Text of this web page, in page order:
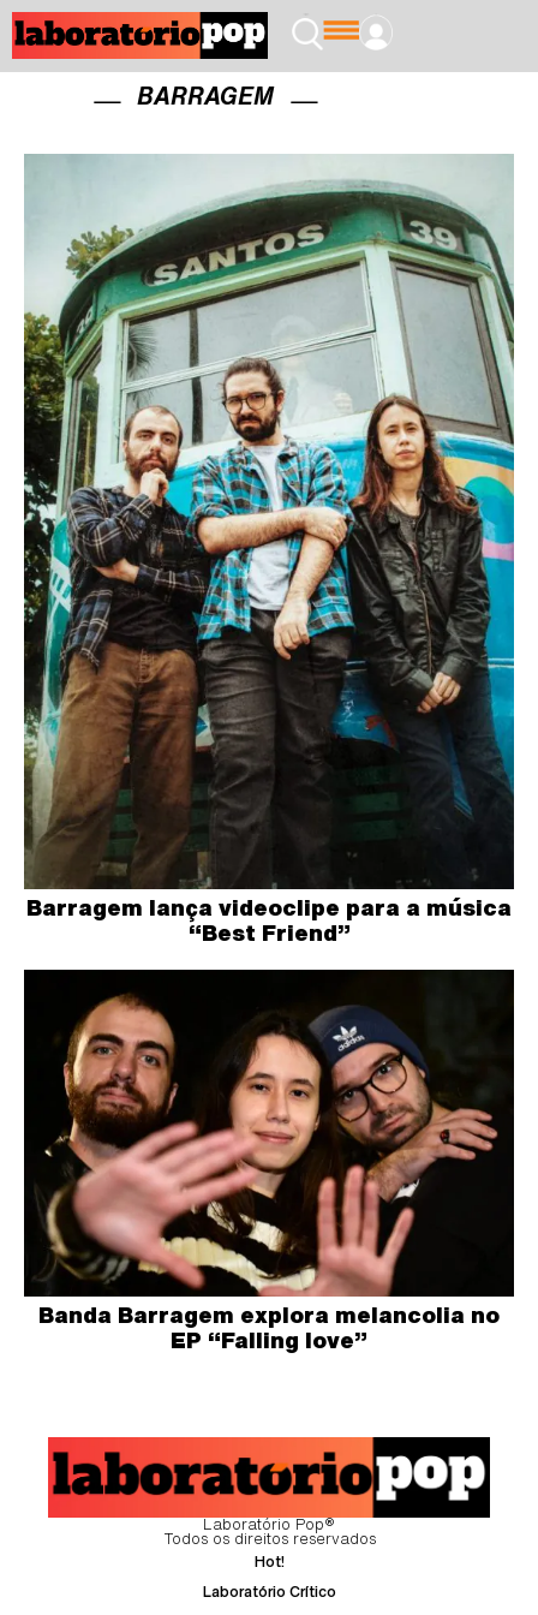
BARRAGEM
Barragem lança videoclipe para a música
“Best Friend”
Banda Barragem explora melancolia no
EP “Falling love”
Laboratório Pop®
Todos os direitos reservados
Hot!
Laboratório Crítico